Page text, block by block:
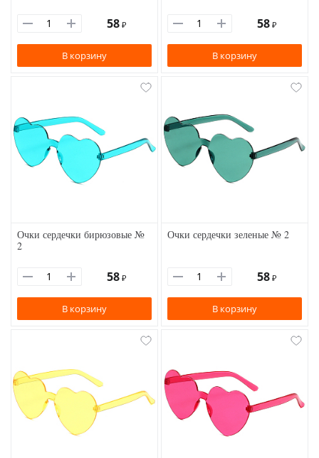
58 ₽
В корзину
58 ₽
В корзину
Очки сердечки бирюзовые №
2
58 ₽
В корзину
Очки сердечки зеленые № 2
58 ₽
В корзину